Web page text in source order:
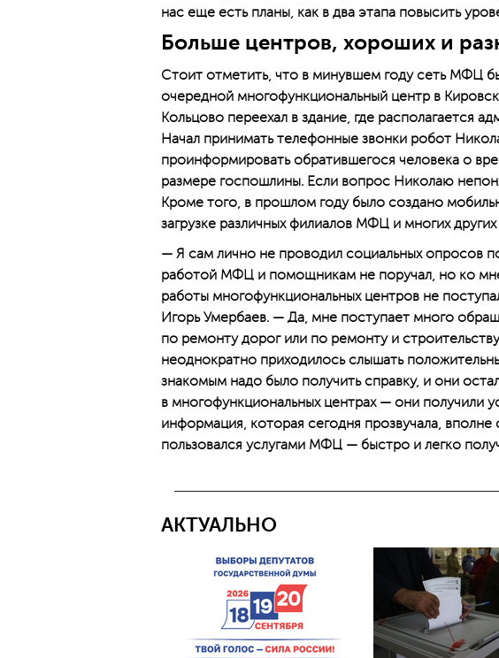
нас еще есть планы, как в два этапа повысить
Больше центров, хороших и
Стоит отметить, что в минувшем году сеть МФЦ
очередной многофункциональный центр в
Кольцово переехал в здание, где располагается
Начал принимать телефонные звонки робот
проинформировать обратившегося человека о
размере госпошлины. Если вопрос Николаю
Кроме того, в прошлом году было создано
загрузке различных филиалов МФЦ и многих
— Я сам лично не проводил социальных опросов
работой МФЦ и помощникам не поручал, но ко
работы многофункциональных центров не
Игорь Умербаев. — Да, мне поступает много
по ремонту дорог или по ремонту и
неоднократно приходилось слышать
знакомым надо было получить справку, и они
в многофункциональных центрах — они получили
информация, которая сегодня прозвучала,
пользовался услугами МФЦ — быстро и легко
АКТУАЛЬНО